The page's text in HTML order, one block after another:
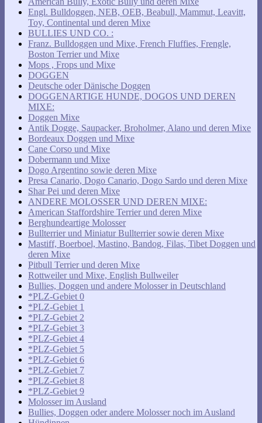
Engl. Bulldoggen, NEB, OEB, Beabull, Mammut, Leavitt,
Toy, Continental und deren Mixe
BULLIES UND CO. :
Franz. Bulldoggen und Mixe, French Fluffies, Frengle,
Boston Terrier und Mixe
Mops , Frops und Mixe
DOGGEN
Deutsche oder Dänische Doggen
DOGGENARTIGE HUNDE, DOGOS UND DEREN
MIXE:
Doggen Mixe
Antik Dogge, Saupacker, Broholmer, Alano und deren Mixe
Bordeaux Doggen und Mixe
Cane Corso und Mixe
Dobermann und Mixe
Dogo Argentino sowie deren Mixe
Presa Canario, Dogo Canario, Dogo Sardo und deren Mixe
Shar Pei und deren Mixe
ANDERE MOLOSSER UND DEREN MIXE:
American Staffordshire Terrier und deren Mixe
Berghundeartige Molosser
Bullterrier und Miniatur Bullterrier sowie deren Mixe
Mastiff, Boerboel, Mastino, Bandog, Filas, Tibet Doggen und
deren Mixe
Pitbull Terrier und deren Mixe
Rottweiler und Mixe, English Bullweiler
Bullies, Doggen und andere Molosser in Deutschland
*PLZ-Gebiet 0
*PLZ-Gebiet 1
*PLZ-Gebiet 2
*PLZ-Gebiet 3
*PLZ-Gebiet 4
*PLZ-Gebiet 5
*PLZ-Gebiet 6
*PLZ-Gebiet 7
*PLZ-Gebiet 8
*PLZ-Gebiet 9
Molosser im Ausland
Bullies, Doggen oder andere Molosser noch im Ausland